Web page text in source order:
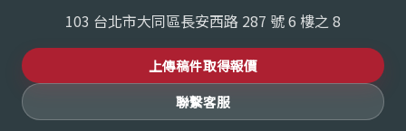
103 台北市大同區長安西路 287 號 6 樓之 8
上傳稿件取得報價
聯繫客服